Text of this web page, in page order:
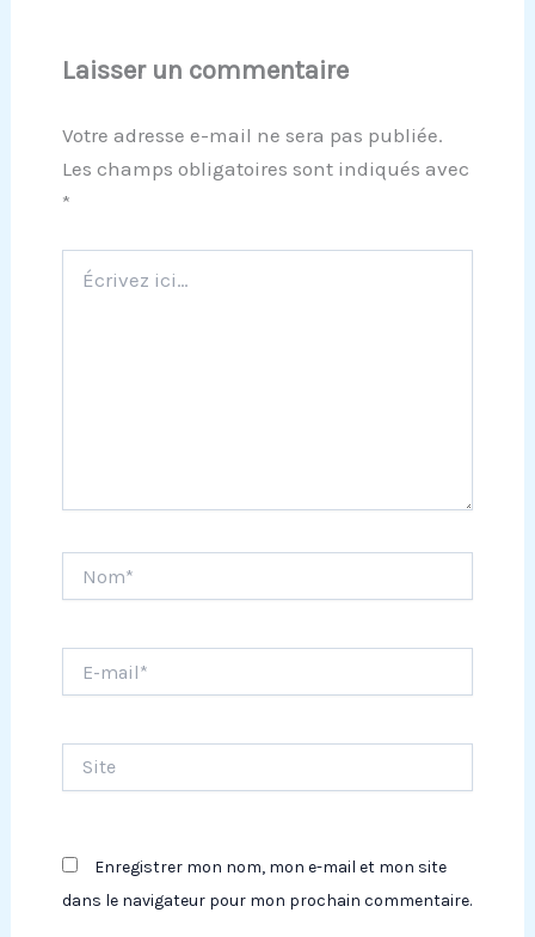
Laisser un commentaire
Votre adresse e-mail ne sera pas publiée.
Les champs obligatoires sont indiqués avec
*
ici…
mail*
Enregistrer mon nom, mon e-mail et mon site
dans le navigateur pour mon prochain commentaire.